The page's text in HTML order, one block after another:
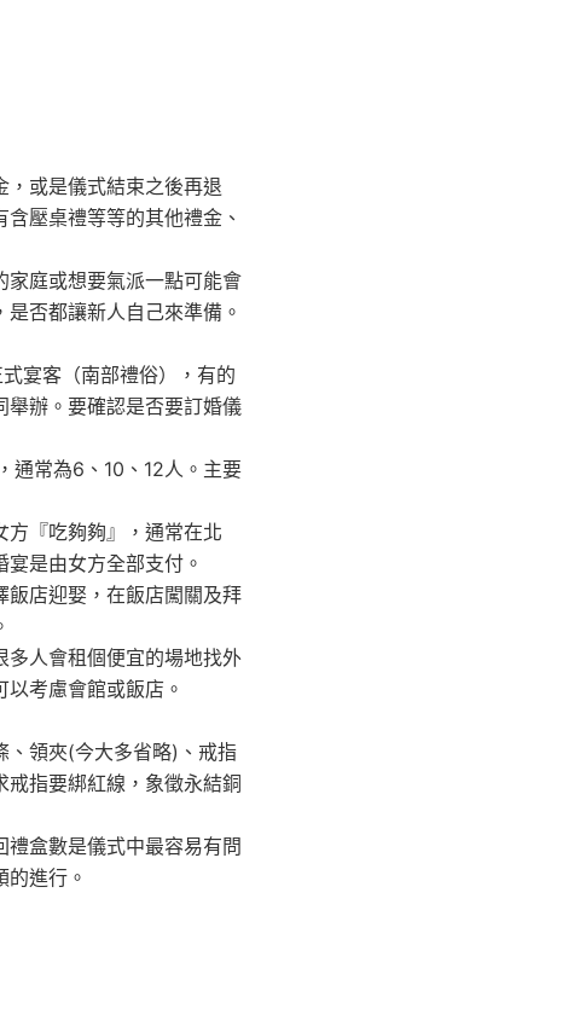
，或是儀式結束之後再退
壓桌禮等等的其他禮金、
家庭或想要氣派一點可能會
否都讓新人自己來準備。
宴客（南部禮俗），有的
舉辦。要確認是否要訂婚儀
通常為6、10、12人。主要
方『吃夠夠』，通常在北
是由女方全部支付。
飯店迎娶，在飯店闖關及拜
多人會租個便宜的場地找外
考慮會館或飯店。
、領夾(今大多省略)、戒指
指要綁紅線，象徵永結銅
禮盒數是儀式中最容易有問
進行。